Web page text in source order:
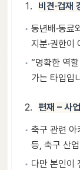
비견·겁재
동년배·동료
지분·권한이
“명확한 역
가는 타입입
편재 – 사
축구 관련 아
등, 축구 산
다만 본인이